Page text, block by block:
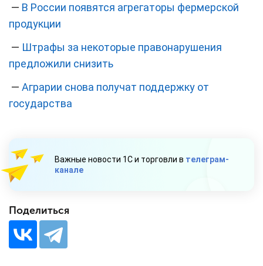
— В России появятся агрегаторы фермерской
продукции
— Штрафы за некоторые правонарушения
предложили снизить
— Аграрии снова получат поддержку от
государства
Важные новости 1С и торговли в телеграм-
канале
Поделиться